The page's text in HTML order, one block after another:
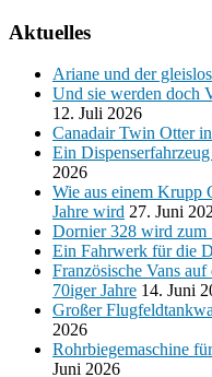
Aktuelles
Ariane und der
Und sie werden doch
12. Juli 2026
Canadair Twin Otter
Ein
2026
Wie aus einem Krupp
Jahre wird 27. Juni
Dornier 328 wird zum
Ein Fahrwerk für die
Französische Vans
70iger Jahre 14. Juni
Großer
2026
Rohrbiegemaschine
Juni 2026